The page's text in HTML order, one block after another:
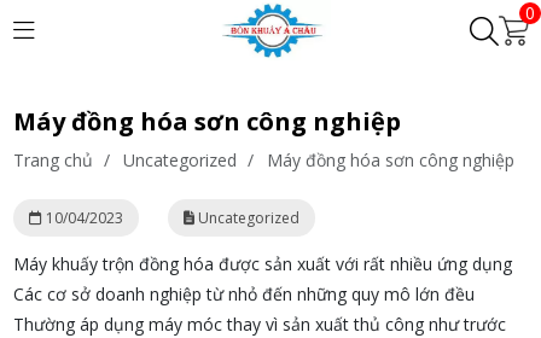
0
Máy đồng hóa sơn công nghiệp
Trang chủ / Uncategorized / Máy đồng hóa sơn công nghiệp
10/04/2023 Uncategorized
Máy khuấy trộn đồng hóa được sản xuất với rất nhiều ứng dụng
Các cơ sở doanh nghiệp từ nhỏ đến những quy mô lớn đều
Thường áp dụng máy móc thay vì sản xuất thủ công như trước